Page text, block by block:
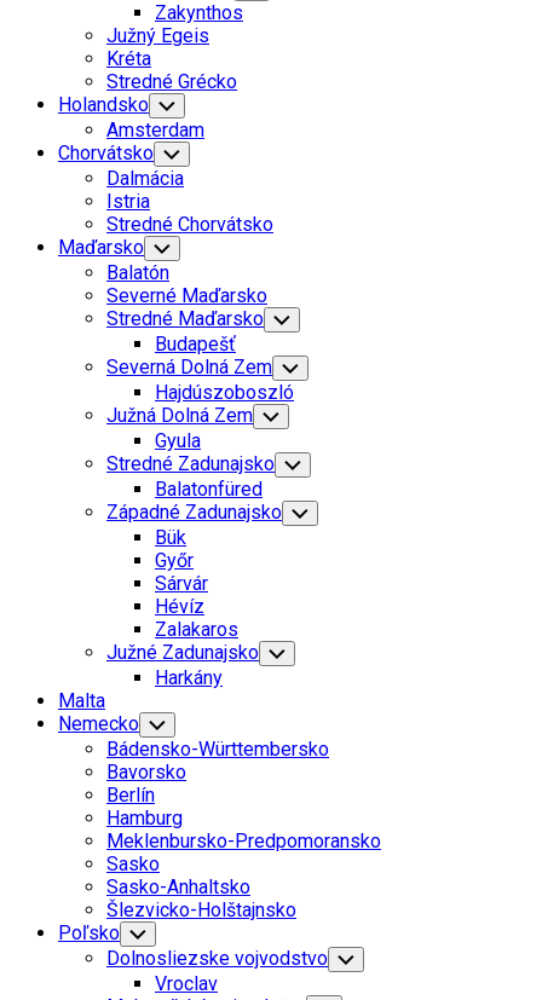
Child
Menu
Zakynthos
Južný Egeis
Kréta
Stredné Grécko
Holandsko Toggle
Child
Menu
Amsterdam
Chorvátsko Toggle
Child
Menu
Dalmácia
Istria
Stredné Chorvátsko
Maďarsko Toggle
Child
Menu
Balatón
Severné Maďarsko
Stredné Maďarsko Toggle
Child
Menu
Budapešť
Severná Dolná Zem Toggle
Child
Menu
Hajdúszoboszló
Južná Dolná Zem Toggle
Child
Menu
Gyula
Stredné Zadunajsko Toggle
Child
Menu
Balatonfüred
Západné Zadunajsko Toggle
Child
Bük
Győr
Sárvár
Hévíz
Zalakaros
Južné Zadunajsko Toggle
Child
Harkány
Malta
Current
Page
Parent
Nemecko Toggle
Child
Menu
Bádensko-Württembersko
Current
Page
Parent
Bavorsko
Berlín
Hamburg
Meklenbursko-Predpomoransko
Sasko
Sasko-Anhaltsko
Šlezvicko-Holštajnsko
Poľsko Toggle
Child
Menu
Dolnosliezske vojvodstvo Toggle
Child
Menu
Vroclav